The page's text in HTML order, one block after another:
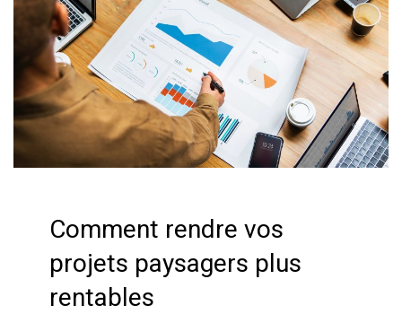
Comment rendre vos
projets paysagers plus
rentables